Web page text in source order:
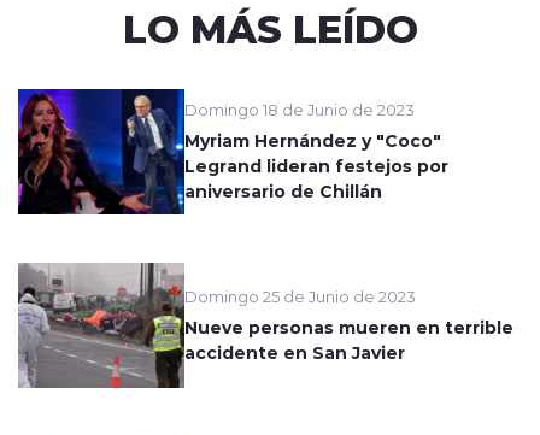
LO MÁS LEÍDO
Domingo 18 de Junio de 2023
Myriam Hernández y "Coco"
Legrand lideran festejos por
aniversario de Chillán
Domingo 25 de Junio de 2023
Nueve personas mueren en terrible
accidente en San Javier